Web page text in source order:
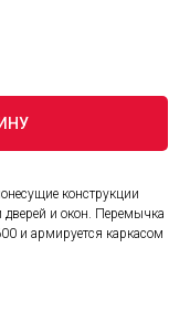
конструкции
дверей и окон. Перемычка
и армируется каркасом